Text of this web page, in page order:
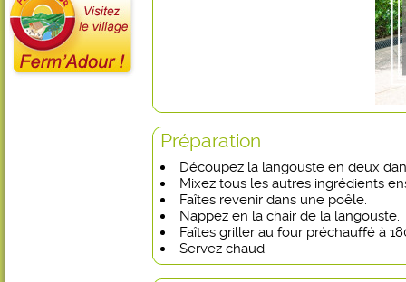
Préparation
Découpez la langouste en deux
Mixez tous les autres ingrédients
Faîtes revenir dans une poêle.
Nappez en la chair de la langouste.
Faîtes griller au four préchauffé à
Servez chaud.